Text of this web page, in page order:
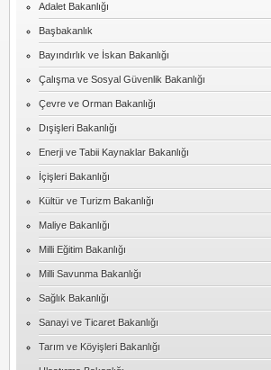
Adalet Bakanlığı
Başbakanlık
Bayındırlık ve İskan Bakanlığı
Çalışma ve Sosyal Güvenlik Bakanlığı
Çevre ve Orman Bakanlığı
Dışişleri Bakanlığı
Enerji ve Tabii Kaynaklar Bakanlığı
İçişleri Bakanlığı
Kültür ve Turizm Bakanlığı
Maliye Bakanlığı
Milli Eğitim Bakanlığı
Milli Savunma Bakanlığı
Sağlık Bakanlığı
Sanayi ve Ticaret Bakanlığı
Tarım ve Köyişleri Bakanlığı